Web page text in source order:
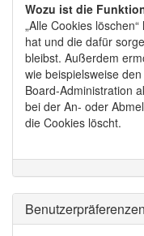
Wozu ist die
„Alle Cookies
hat und die dafür
bleibst. Außerdem
wie beispielsweise
Board-Administration
bei der An- oder
die Cookies löscht.